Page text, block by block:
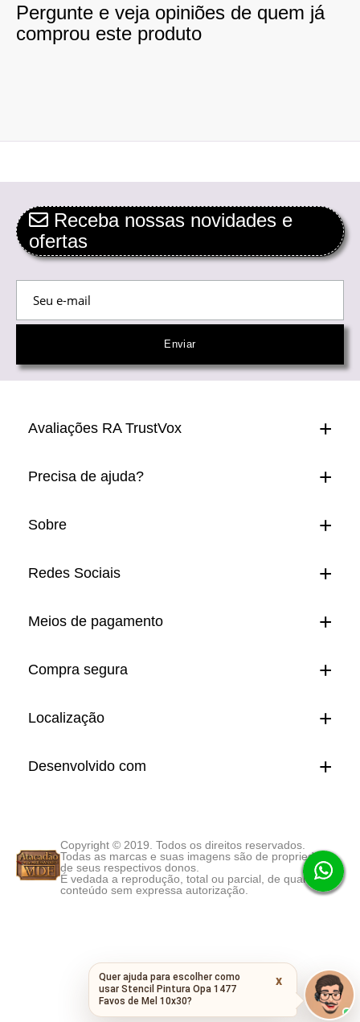
Pergunte e veja opiniões de quem já
comprou este produto
Receba nossas novidades e
ofertas
Avaliações RA TrustVox
Precisa de ajuda?
Sobre
Redes Sociais
Meios de pagamento
Compra segura
Localização
Desenvolvido com
Copyright © 2019. Todos os direitos reservados.
Todas as marcas e suas imagens são de propriedade
de seus respectivos donos.
É vedada a reprodução, total ou parcial, de qualquer
conteúdo sem expressa autorização.